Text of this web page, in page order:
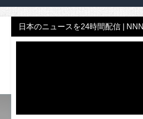
日本のニュースを24時間配信 | NNN